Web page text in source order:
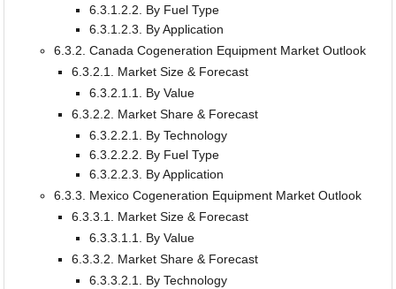
6.3.1.2.2. By Fuel Type
6.3.1.2.3. By Application
6.3.2. Canada Cogeneration Equipment Market Outlook
6.3.2.1. Market Size & Forecast
6.3.2.1.1. By Value
6.3.2.2. Market Share & Forecast
6.3.2.2.1. By Technology
6.3.2.2.2. By Fuel Type
6.3.2.2.3. By Application
6.3.3. Mexico Cogeneration Equipment Market Outlook
6.3.3.1. Market Size & Forecast
6.3.3.1.1. By Value
6.3.3.2. Market Share & Forecast
6.3.3.2.1. By Technology